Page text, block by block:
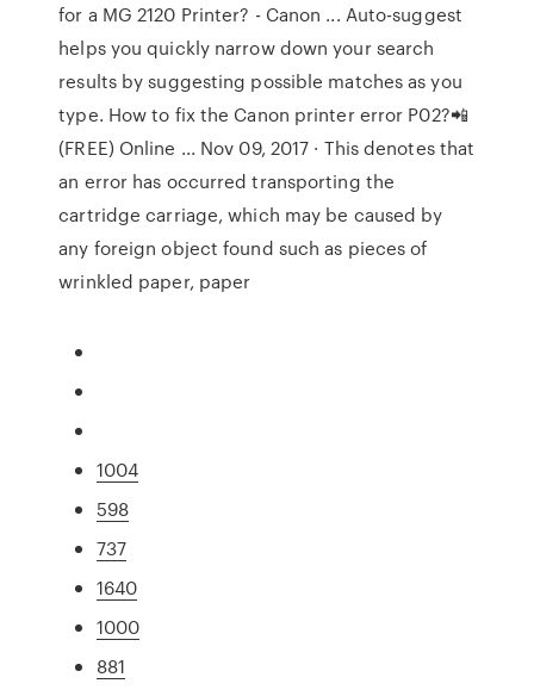
for a MG 2120 Printer? - Canon ... Auto-suggest
helps you quickly narrow down your search
results by suggesting possible matches as you
type. How to fix the Canon printer error P02?📲
(FREE) Online ... Nov 09, 2017 · This denotes that
an error has occurred transporting the
cartridge carriage, which may be caused by
any foreign object found such as pieces of
wrinkled paper, paper
1004
598
737
1640
1000
881